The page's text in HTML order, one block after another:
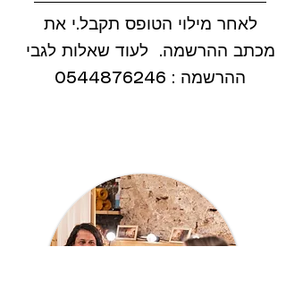
לאחר מילוי הטופס תקבל.י את
מכתב ההרשמה. לעוד שאלות לגבי
ההרשמה : 0544876246